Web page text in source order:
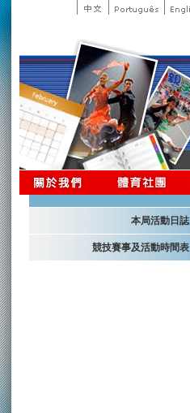
本局活動日誌
競技賽事及活動時間表